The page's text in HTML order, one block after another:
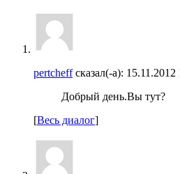
pertcheffсказал(-а): 15.11.2012
Добрый день.Вы тут?
[Весь диалог]